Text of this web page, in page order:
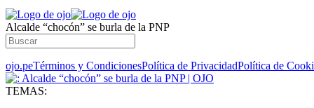
Alcalde “chocón” se burla de la PNP
ojo.peTérminos y CondicionesPolítica de PrivacidadPolítica de
TEMAS: